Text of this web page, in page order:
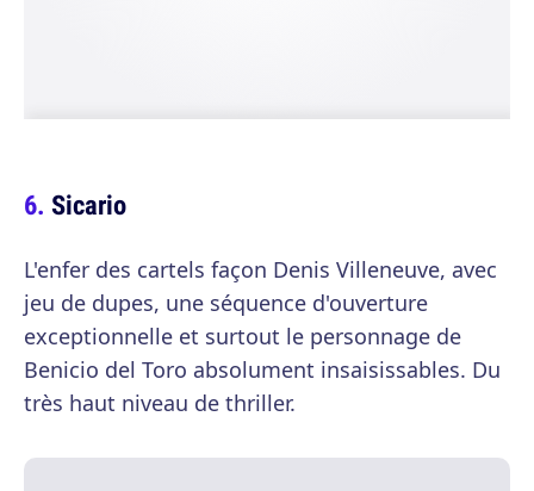
Sicario
L'enfer des cartels façon Denis Villeneuve, avec
jeu de dupes, une séquence d'ouverture
exceptionnelle et surtout le personnage de
Benicio del Toro absolument insaisissables. Du
très haut niveau de thriller.